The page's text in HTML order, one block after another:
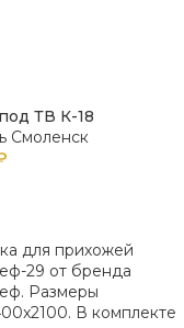
ТВ К-18
Смоленск